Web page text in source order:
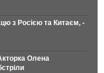
з Росією та Китаєм, -
Олена